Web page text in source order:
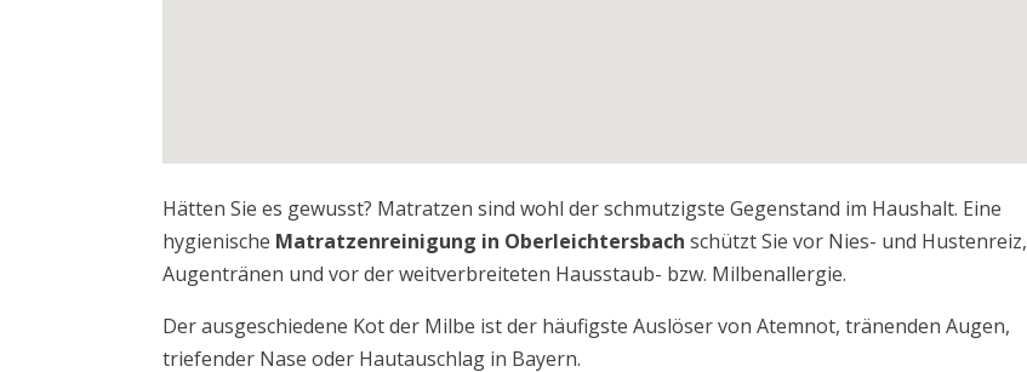
Hätten Sie es gewusst? Matratzen sind wohl der schmutzigste Gegenstand im Haushalt. Eine
hygienische Matratzenreinigung in Oberleichtersbach schützt Sie vor Nies- und Hustenreiz,
Augentränen und vor der weitverbreiteten Hausstaub- bzw. Milbenallergie.
Der ausgeschiedene Kot der Milbe ist der häufigste Auslöser von Atemnot, tränenden Augen,
triefender Nase oder Hautauschlag in Bayern.